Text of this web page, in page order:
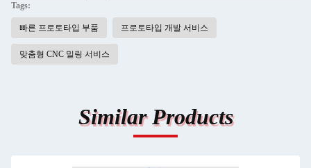
Tags:
빠른 프로토타입 부품 프로토타입 개발 서비스
맞춤형 CNC 밀링 서비스
Similar Products